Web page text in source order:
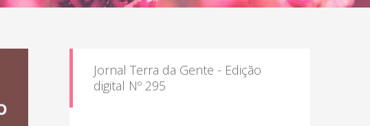
Jornal Terra da Gente - Edição
digital Nº 295